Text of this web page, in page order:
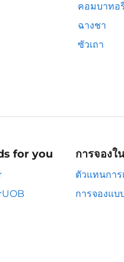
คอมบาทอ
ฉางชา
ซัวเถา
for you การจองใ
ตัวแทนการ
การจองแบ